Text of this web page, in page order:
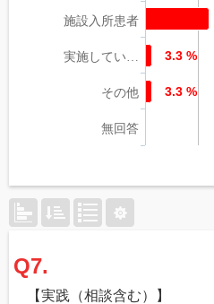
施設入所患者
実施してい…
その他
無回答
3.3 %
3.3 %
Q7.
【実践（相談含む）】